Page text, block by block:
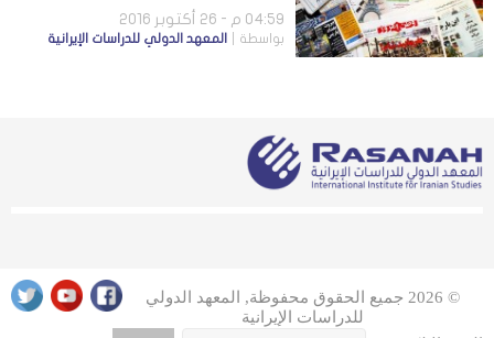
يقتل طفلة أحوازية
04:59 م - 26 أكتوبر 2016
بواسطة المعهد الدولي للدراسات الإيرانية
© 2026 جميع الحقوق محفوظة, المعهد الدولي
للدراسات الإيرانية